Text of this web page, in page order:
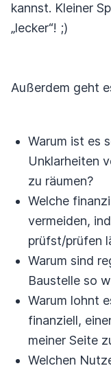
kannst. Kleiner
„lecker“! ;)
Außerdem geht
Warum ist es
Unklarheiten
zu räumen?
Welche
vermeiden,
prüfst/prüfen
Warum sind
Baustelle so
Warum lohnt
finanziell,
meiner Seite
Welchen